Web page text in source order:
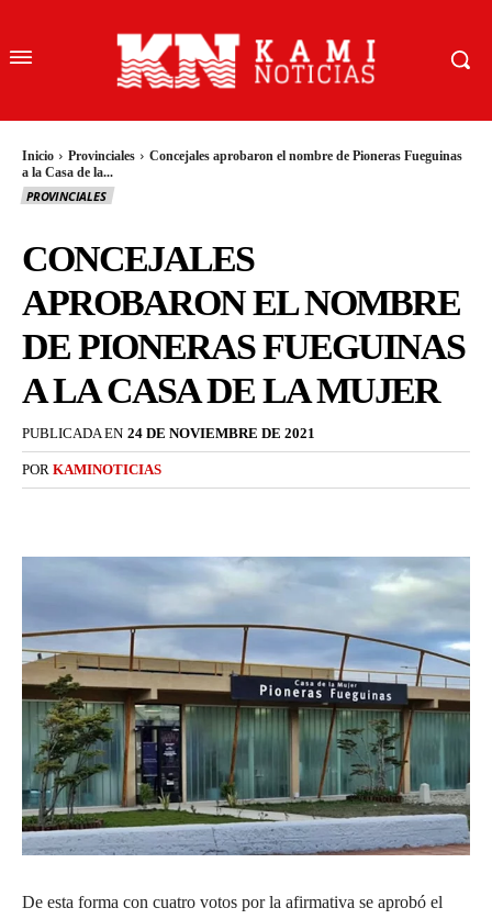
Inicio Provinciales
Concejales aprobaron el nombre de Pioneras Fueguinas
a la Casa de la...
PROVINCIALES
CONCEJALES
APROBARON EL NOMBRE
DE PIONERAS FUEGUINAS
A LA CASA DE LA MUJER
PUBLICADA EN 24 DE NOVIEMBRE DE 2021
POR KAMINOTICIAS
De esta forma con cuatro votos por la afirmativa se aprobó el